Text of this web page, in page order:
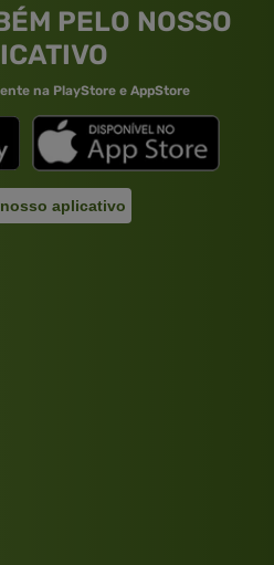
PELO NOSSO
na PlayStore e AppStore
aplicativo